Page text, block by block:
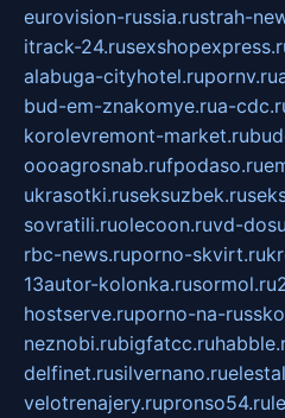
eurovision-russia.rustrah-
itrack-24.ru
alabuga-cityhotel.rupornv.ru
bud-em-znakomye.rua-
korolevremont-market.ru
oooagrosnab.rufpodaso.ru
ukrasotki.ruseksuzbek.ru
sovratili.ruolecoon.ruvd-
rbc-news.ruporno-skvirt.ru
13autor-kolonka.rusormol.ru
hostserve.ruporno-na-
neznobi.rubigfatcc.ru
delfinet.rusilvernano.ru
velotrenajery.rupronso54.ru